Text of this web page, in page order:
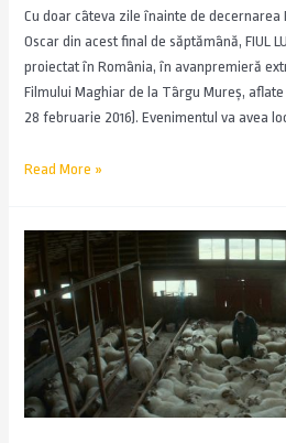
Cu doar câteva zile înainte de
Oscar din acest final de săptămână, FIUL
proiectat în România, în avanpremieră
Filmului Maghiar de la Târgu Mureș,
28 februarie 2016). Evenimentul va avea
Read More »